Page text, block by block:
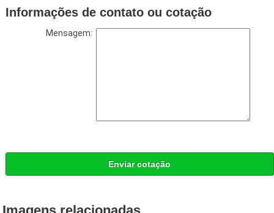
Informações de contato ou cotação
Mensagem:
Enviar cotação